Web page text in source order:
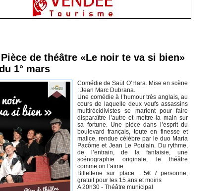
de théâtre «Le noir te va si bien»
1° mars
Comédie de Saül O’Hara. Mise en scène
: Jean Marc Dubrana.
Une comédie à l’humour très anglais, au
cours de laquelle deux veufs assassins
multirécidivistes se marient pour faire
disparaître l’autre et mettre la main sur
sa fortune. Une pièce dans l’esprit du
boulevard français, toute en finesse et
malice, rendue célèbre par le duo Maria
Pacôme et Jean Le Poulain. Du rythme,
de l’entrain, de la fantaisie, une
scénographie originale, le théâtre
comme on l’aime.
Billetterie sur place : 5€ / personne,
gratuit pour les 15 ans et moins
A 20h30 - Théâtre municipal